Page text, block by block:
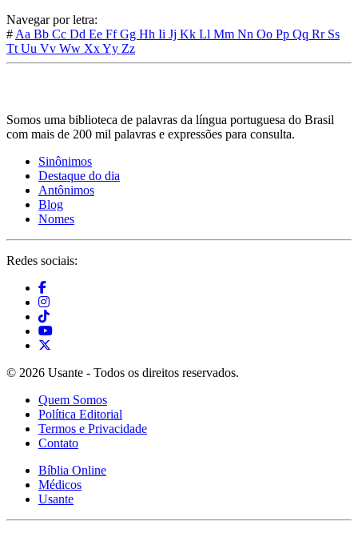
Navegar por letra:
# Aa Bb Cc Dd Ee FfGg Hh Ii Jj Kk Ll Mm Nn Oo Pp Qq Rr Ss
Tt Uu Vv Ww XxYy Zz
Somos uma biblioteca de palavras da língua portuguesa do Brasil
com mais de 200 mil palavras e expressões para consulta.
Sinônimos
Destaque do dia
Antônimos
Blog
Nomes
Redes sociais:
© 2026 Usante - Todos os direitos reservados.
Quem Somos
Política Editorial
Termos e Privacidade
Contato
Bíblia Online
Médicos
Usante